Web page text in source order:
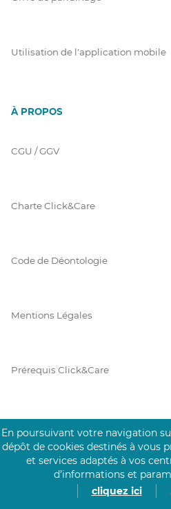
Utilisation de l'application mobile
À PROPOS
CGU / GGV
Charte Click&Care
Code de Déontologie
Mentions Légales
Prérequis Click&Care
Vie Privée
En poursuivant votre navigation
dépôt de cookies destinés à vous
et services adaptés à vos
d’informations et
cliquez ici